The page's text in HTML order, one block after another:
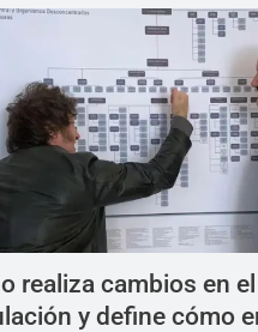
realiza cambios en
y define cómo